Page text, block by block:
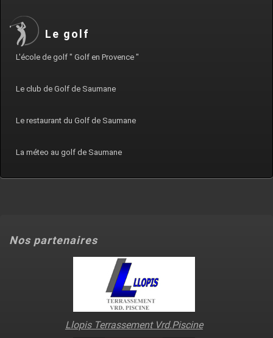
Le golf
L'école de golf " Golf en Provence "
Le club de Golf de Saumane
Le restaurant du Golf de Saumane
La méteo au golf de Saumane
Nos partenaires
Llopis Terrassement Vrd.Piscine